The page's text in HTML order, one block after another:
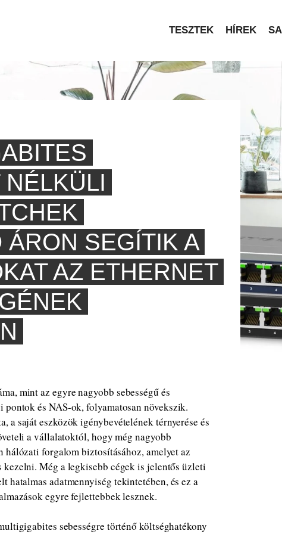
TESZTEK HÍREK
SEGÍTIK A
AZ ETHERNET
mint az egyre nagyobb sebességű és
és NAS-ok, folyamatosan növekszik.
a saját eszközök igénybevételének térnyerése és
a vállalatoktól, hogy még nagyobb
hálózati forgalom biztosításához, amelyet az
Még a legkisebb cégek is jelentős üzleti
hatalmas adatmennyiség tekintetében, és ez a
egyre fejlettebbek lesznek.
sebességre történő költséghatékony